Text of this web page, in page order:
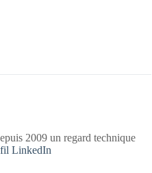
2009 un regard technique
LinkedIn